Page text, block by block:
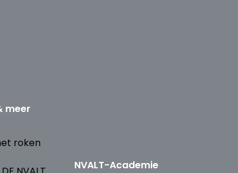
meer
roken
NVALT-Academie